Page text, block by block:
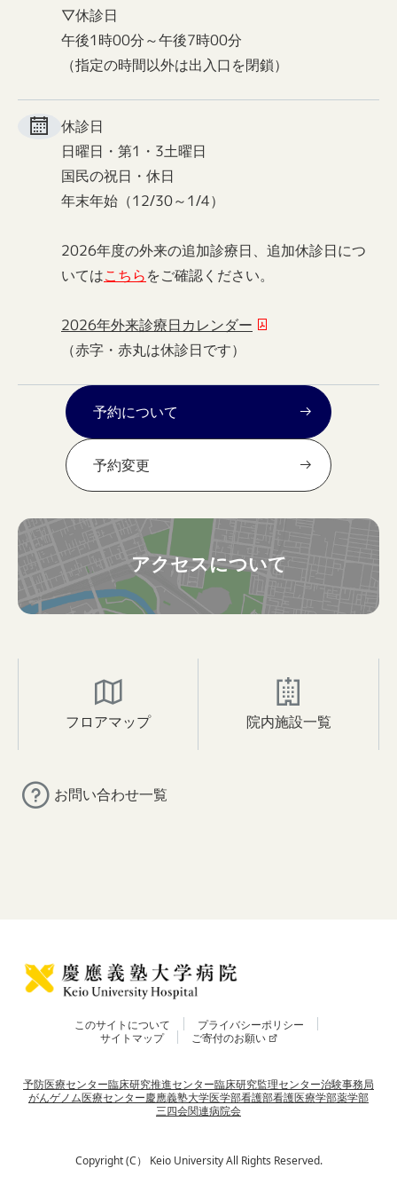
▽休診日
午後1時00分～午後7時00分
（指定の時間以外は出入口を閉鎖）
休診日
日曜日・第1・3土曜日
国民の祝日・休日
年末年始（12/30～1/4）
2026年度の外来の追加診療日、追加休診日につ
いてはこちらをご確認ください。
2026年外来診療日カレンダー
（赤字・赤丸は休診日です）
予約について
予約変更
アクセスについて
フロアマップ 院内施設一覧
お問い合わせ一覧
このサイトについて
プライバシーポリシー
サイトマップ
ご寄付のお願い
予防医療センター臨床研究推進センター臨床研究監理センター治験事務局
がんゲノム医療センター慶應義塾大学医学部看護部看護医療学部薬学部
三四会関連病院会
Copyright (C） Keio University All Rights Reserved.